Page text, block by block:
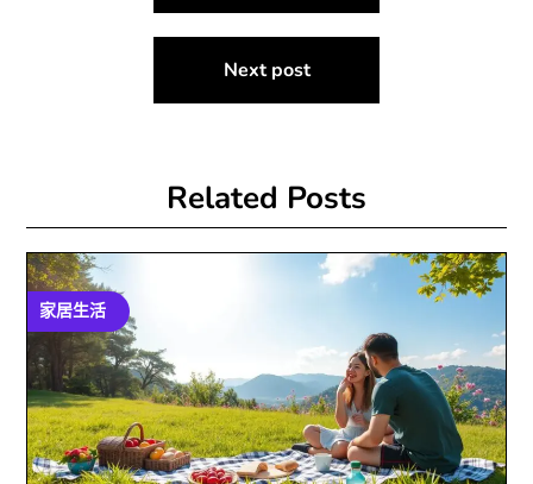
Next post
Related Posts
家居生活